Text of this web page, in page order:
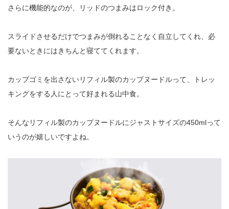
さらに機能的なのが、リッドのつまみはロック付き。
スライドさせるだけでつまみが倒れることなく自立してくれ、必
要ないときにはきちんと寝ててくれます。
カップゴミを出さないリフィル製のカップヌードルって、トレッ
キングをする人にとって好まれる山中食。
そんなリフィル製のカップヌードルにジャストサイズの450mlって
いうのが嬉しいですよね。